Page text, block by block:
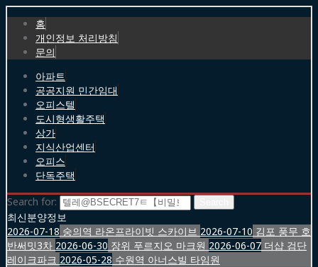
홈
개인정보 처리방침
문의
아파트
공공지원 민간임대
오피스텔
도시형생활주택
상가
지식산업센터
오피스
단독주택
Search for:
최신분양정보
2026-07-18 숭의역 라온프라이빗 스카이브 2026-07-10 김포 풍무 호
반써밋3차 2026-06-30 장위 푸르지오 마크원 2026-06-07 더샵 검단
레이크파크 2026-05-28 수원역 아너스빌 타임원